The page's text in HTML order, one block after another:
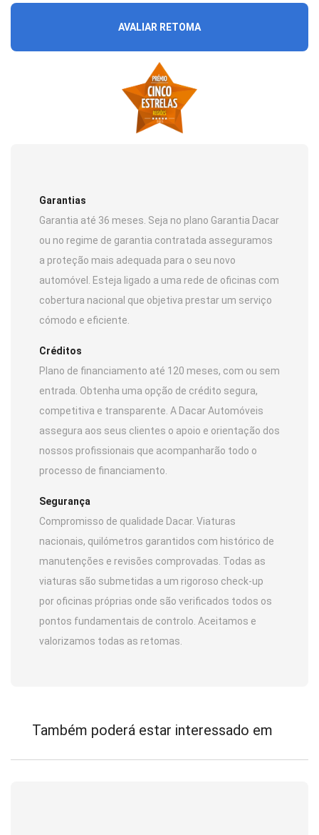
AVALIAR RETOMA
Garantias
Garantia até 36 meses. Seja no plano Garantia Dacar
ou no regime de garantia contratada asseguramos
a proteção mais adequada para o seu novo
automóvel. Esteja ligado a uma rede de oficinas com
cobertura nacional que objetiva prestar um serviço
cómodo e eficiente.
Créditos
Plano de financiamento até 120 meses, com ou sem
entrada. Obtenha uma opção de crédito segura,
competitiva e transparente. A Dacar Automóveis
assegura aos seus clientes o apoio e orientação dos
nossos profissionais que acompanharão todo o
processo de financiamento.
Segurança
Compromisso de qualidade Dacar. Viaturas
nacionais, quilómetros garantidos com histórico de
manutenções e revisões comprovadas. Todas as
viaturas são submetidas a um rigoroso check-up
por oficinas próprias onde são verificados todos os
pontos fundamentais de controlo. Aceitamos e
valorizamos todas as retomas.
Também poderá estar interessado em